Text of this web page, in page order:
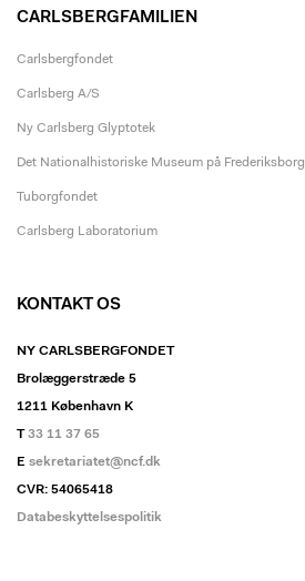
CARLSBERGFAMILIEN
Carlsbergfondet
Carlsberg A/S
Ny Carlsberg Glyptotek
Det Nationalhistoriske Museum på Frederiksborg
Tuborgfondet
Carlsberg Laboratorium
KONTAKT OS
NY CARLSBERGFONDET
Brolæggerstræde 5
1211 København K
T33 11 37 65
E sekretariatet@ncf.dk
CVR: 54065418
Databeskyttelsespolitik